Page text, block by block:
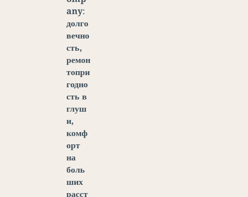
any:
долго
вечно
сть,
ремон
топри
годно
сть в
глуш
и,
комф
орт
на
боль
ших
расст